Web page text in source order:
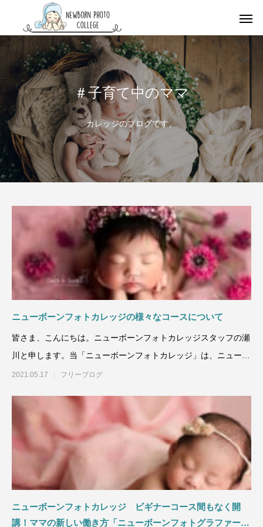
＃子育て中のママ
カレッジのブログです。
ニューボーンフォトカレッジの様々なコースについて
皆さま、こんにちは。ニューボーンフォトカレッジスタッフの瀬
川と申します。当「ニューボーンフォトカレッジ」は、ニューボ
ーンフ
2021.05.17 フリーブログ
ニューボーンフォトカレッジ ビギナーコース間もなく開
講！ママの新しい働き方「ニューボーンフォトグラファー」